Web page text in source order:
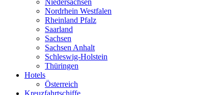
Nordrhein Westfalen
Rheinland Pfalz
Saarland
Sachsen
Sachsen Anhalt
Schleswig-Holstein
Thüringen
Hotels
Österreich
Kreuzfahrtschiffe